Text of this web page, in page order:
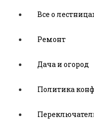
Все о
Ремонт
Дача и огород
Политика